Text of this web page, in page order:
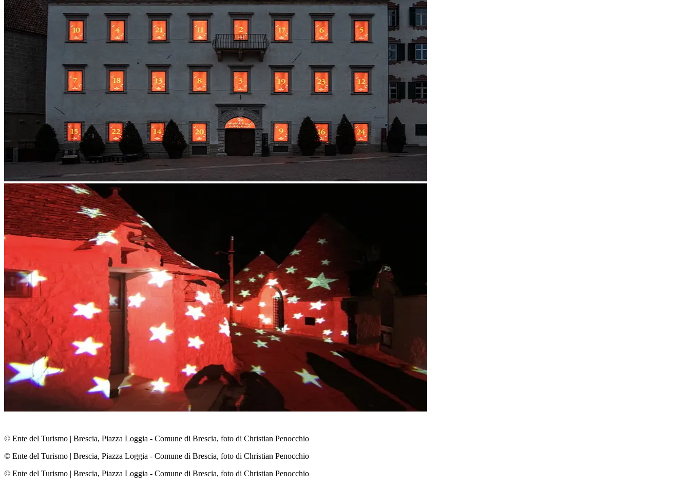
© Ente del Turismo | Brescia, Piazza Loggia - Comune di Brescia, foto di Christian Penocchio
© Ente del Turismo | Brescia, Piazza Loggia - Comune di Brescia, foto di Christian Penocchio
© Ente del Turismo | Brescia, Piazza Loggia - Comune di Brescia, foto di Christian Penocchio